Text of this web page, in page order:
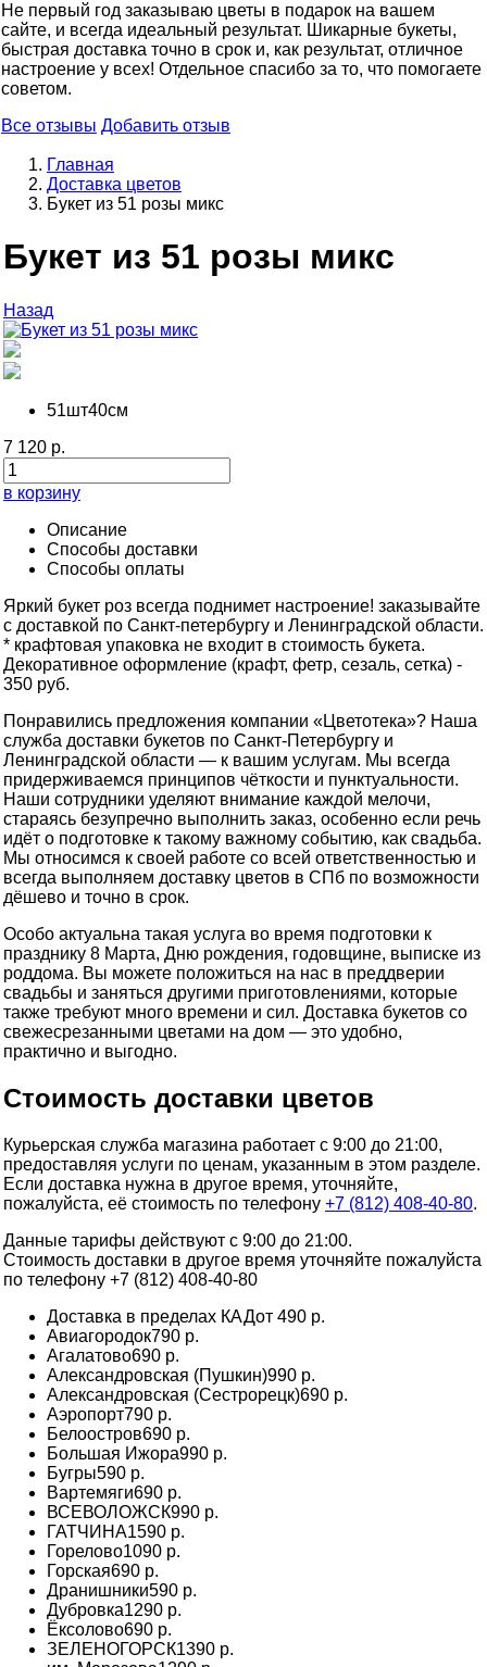
Не первый год заказываю цветы в подарок на вашем
сайте, и всегда идеальный результат. Шикарные букеты,
быстрая доставка точно в срок и, как результат, отличное
настроение у всех! Отдельное спасибо за то, что помогаете
советом.
Все отзывы Добавить отзыв
Главная
Доставка цветов
Букет из 51 розы микс
Букет из 51 розы микс
Назад
51шт40см
7 120 р.
в корзину
Описание
Способы доставки
Способы оплаты
Яркий букет роз всегда поднимет настроение! заказывайте
с доставкой по Санкт-петербургу и Ленинградской области.
* крафтовая упаковка не входит в стоимость букета.
Декоративное оформление (крафт, фетр, сезаль, сетка) -
350 руб.
Понравились предложения компании «Цветотека»? Наша
служба доставки букетов по Санкт-Петербургу и
Ленинградской области — к вашим услугам. Мы всегда
придерживаемся принципов чёткости и пунктуальности.
Наши сотрудники уделяют внимание каждой мелочи,
стараясь безупречно выполнить заказ, особенно если речь
идёт о подготовке к такому важному событию, как свадьба.
Мы относимся к своей работе со всей ответственностью и
всегда выполняем доставку цветов в СПб по возможности
дёшево и точно в срок.
Особо актуальна такая услуга во время подготовки к
празднику 8 Марта, Дню рождения, годовщине, выписке из
роддома. Вы можете положиться на нас в преддверии
свадьбы и заняться другими приготовлениями, которые
также требуют много времени и сил. Доставка букетов со
свежесрезанными цветами на дом — это удобно,
практично и выгодно.
Стоимость доставки цветов
Курьерская служба магазина работает с 9:00 до 21:00,
предоставляя услуги по ценам, указанным в этом разделе.
Если доставка нужна в другое время, уточняйте,
пожалуйста, её стоимость по телефону +7 (812) 408-40-80.
Данные тарифы действуют с 9:00 до 21:00.
Стоимость доставки в другое время уточняйте пожалуйста
по телефону +7 (812) 408-40-80
Доставка в пределах КАДот 490 р.
Авиагородок790 р.
Агалатово690 р.
Александровская (Пушкин)990 р.
Александровская (Сестрорецк)690 р.
Аэропорт790 р.
Белоостров690 р.
Большая Ижора990 р.
Бугры590 р.
Вартемяги690 р.
ВСЕВОЛОЖСК990 р.
ГАТЧИНА1590 р.
Горелово1090 р.
Горская690 р.
Дранишники590 р.
Дубровка1290 р.
Ёксолово690 р.
ЗЕЛЕНОГОРСК1390 р.